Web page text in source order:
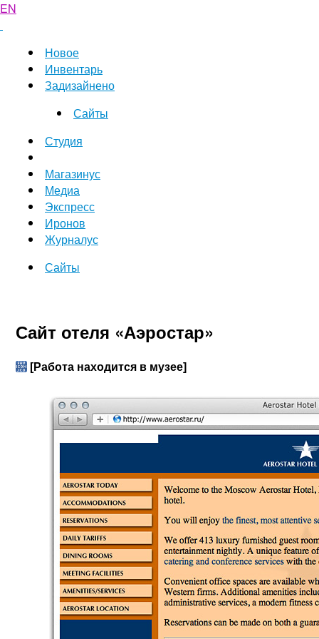
EN
Новое
Инвентарь
Задизайнено
Сайты
Студия
Магазинус
Медиа
Экспресс
Иронов
Журналус
Сайты
Сайт отеля «Аэростар»
[Работа находится в музее]